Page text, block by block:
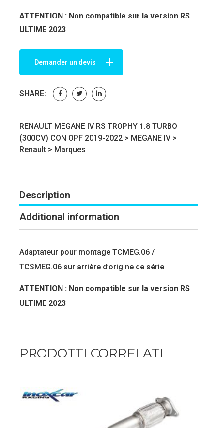
ATTENTION : Non compatible sur la version RS
ULTIME 2023
Demander un devis
SHARE:
RENAULT MEGANE IV RS TROPHY 1.8 TURBO
(300CV) CON OPF 2019-2022 > MEGANE IV >
Renault > Marques
Description
Additional information
Adaptateur pour montage TCMEG.06 /
TCSMEG.06 sur arrière d’origine de série
ATTENTION : Non compatible sur la version RS
ULTIME 2023
PRODOTTI CORRELATI